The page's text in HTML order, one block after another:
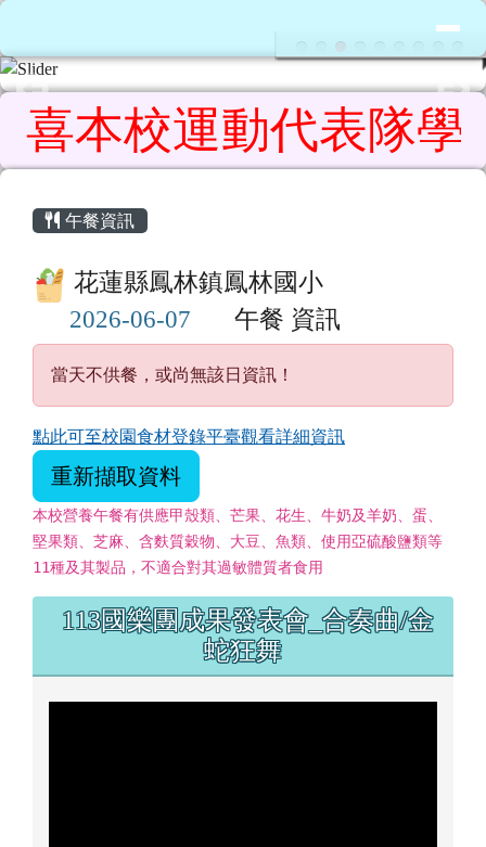
跳至主內容區
花蓮縣鳳林鎮鳳林國民小學
導覽列
本校運動代表隊學
午餐資訊
花蓮縣鳳林鎮鳳林國小
午餐 資訊
當天不供餐，或尚無該日資訊！
點此可至校園食材登錄平臺觀看詳細資訊
重新擷取資料
本校營養午餐有供應甲殼類、芒果、花生、牛奶及羊奶、蛋、
堅果類、芝麻、含麩質穀物、大豆、魚類、使用亞硫酸鹽類等
11種及其製品，不適合對其過敏體質者食用
左邊區域內容
113國樂團成果發表會_合奏曲/金
蛇狂舞
頁尾區域